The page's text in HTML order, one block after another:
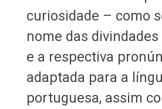
curiosidade – como
nome das
e a respectiva
adaptada para a
portuguesa, assim